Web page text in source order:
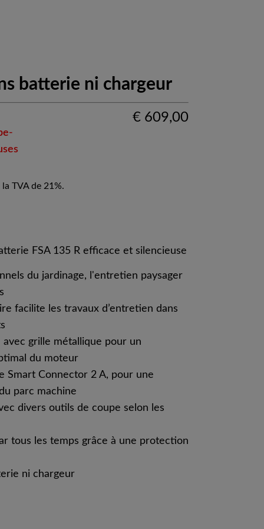
batterie ni chargeur
€ 609,00
TVA de 21%.
FSA 135 R efficace et silencieuse
du jardinage, l'entretien paysager
facilite les travaux d’entretien dans
grille métallique pour un
du moteur
Smart Connector 2 A, pour une
parc machine
divers outils de coupe selon les
tous les temps grâce à une protection
ni chargeur